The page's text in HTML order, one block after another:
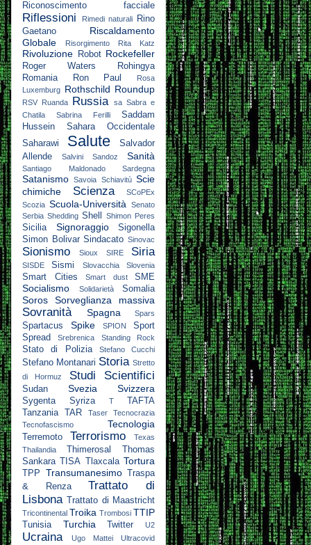
Riconoscimento facciale
Riflessioni Rimedi naturali
Rino
Gaetano
Riscaldamento
Globale
Risorgimento Rita Katz
Rivoluzione Robot Rockefeller
Roger Waters
Rohingya
Romania
Ron Paul
Rosa
Luxemburg Rothschild Roundup
RSV Ruanda Russia sa Sabra e
Chatila
Sabrina Ferilli
Saddam
Hussein
Sahara Occidentale
Saharawi
Salute
Salvador
Allende
Salvini Sandoz Sanità
Santiago Maldonado Sardegna
Satanismo Savoia Schiavitù Scie
chimiche
Scienza
SCoPEx
Scozia Scuola-Università
Senato
Serbia Shedding Shell Shimon Peres
Sicilia Signoraggio
Sigonella
Simon Bolivar Sindacato Sinovac
Sionismo Sioux SIRE Siria
SISDE Sismi Slovacchia Slovenia
Smart Cities Smart dust SME
Socialismo Solidarietà Somalia
Soros Sorveglianza massiva
Sovranità Spagna Spars
Spartacus Spike SPION
Sport
Spread
Srebrenica Standing Rock
Stato di Polizia Stefano Cucchi
Stefano Montanari Storia Stretto
di Hormuz
Studi Scientifici
Sudan Svezia Svizzera
Sygenta Syriza T
TAFTA
Tanzania
TAR Taser
Tecnocrazia
Tecnofascismo
Tecnologia
Terremoto Terrorismo
Texas
Thailandia
Thimerosal
Thomas
Sankara
TISA Tlaxcala Tortura
TPP Transumanesimo
Traspa
& Renza
Trattato di
Lisbona
Trattato di Maastricht
Tricontinental Troika Trombosi TTIP
Tunisia Turchia Twitter U2
Ucraina Ugo Mattei Ultracovid